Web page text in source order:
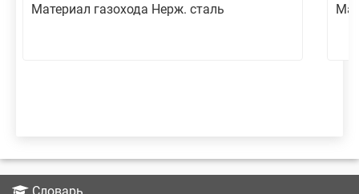
Материал газохода Нерж. сталь